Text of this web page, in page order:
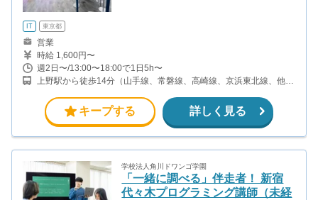
IT 東京都
営業
時給 1,600円〜
週2日〜/13:00〜18:00で1日5h〜
上野駅から徒歩14分（山手線、常磐線、高崎線、京浜東北線、他）
荷町駅から徒歩9分（銀座線）
キープする 詳しく見る
学校法人角川ドワンゴ学園
「一緒に調べる」伴走者！ 新宿
代々木プログラミング講師（未経